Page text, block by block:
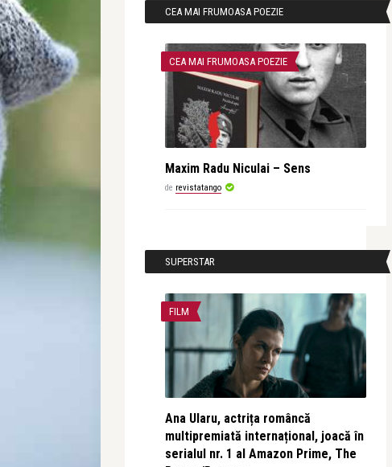
CEA MAI FRUMOASA POEZIE
CEA MAI FRUMOASA POEZIE
Maxim Radu Niculai – Sens
de revistatango
SUPERSTAR
FILM
Ana Ularu, actrița româncă
multipremiată internațional, joacă în
serialul nr. 1 al Amazon Prime, The